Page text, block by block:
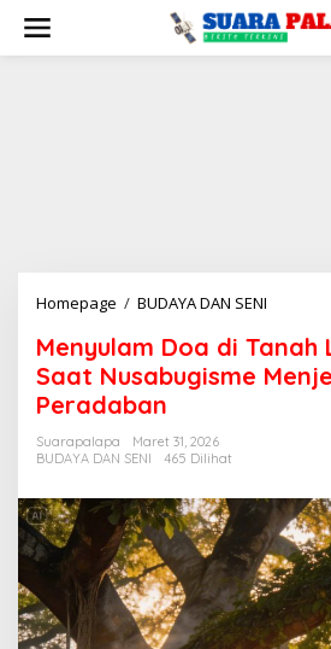
konten
Homepage / BUDAYA DAN SENI
di
Tanah
Takdir
Menyulam Doa di
Saat Nusabugisme
Peradaban
Suarapalapa
Maret 31, 2026
BUDAYA DAN SENI
465 Dilihat